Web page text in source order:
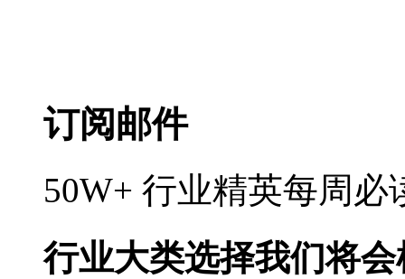
订阅邮件
50W+ 行业精英每周
行业大类选择我们将